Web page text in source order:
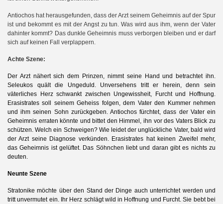
Antiochos hat herausgefunden, dass der Arzt seinem Geheimnis auf der Spur
ist und bekommt es mit der Angst zu tun. Was wird aus ihm, wenn der Vater
dahinter kommt? Das dunkle Geheimnis muss verborgen bleiben und er darf
sich auf keinen Fall verplappern.
Achte Szene:
Der Arzt nähert sich dem Prinzen, nimmt seine Hand und betrachtet ihn.
Seleukos quält die Ungeduld. Unversehens tritt er herein, denn sein
väterliches Herz schwankt zwischen Ungewissheit, Furcht und Hoffnung.
Erasistrates soll seinem Geheiss folgen, dem Vater den Kummer nehmen
und ihm seinen Sohn zurückgeben. Antiochos fürchtet, dass der Vater ein
Geheimnis erraten könnte und bittet den Himmel, ihn vor des Vaters Blick zu
schützen. Welch ein Schweigen? Wie leidet der unglückliche Vater, bald wird
der Arzt seine Diagnose verkünden. Erasistrates hat keinen Zweifel mehr,
das Geheimnis ist gelüftet. Das Söhnchen liebt und daran gibt es nichts zu
deuten.
Neunte Szene
Stratonike möchte über den Stand der Dinge auch unterrichtet werden und
tritt unvermutet ein. Ihr Herz schlägt wild in Hoffnung und Furcht. Sie bebt bei